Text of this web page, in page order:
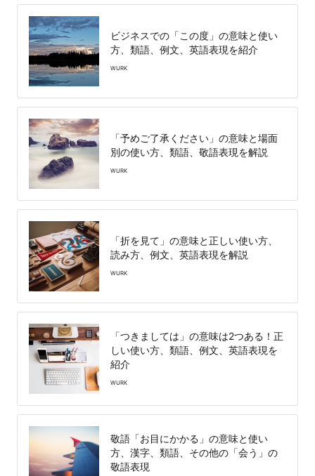
ビジネスでの「この度」の意味と使い
方、類語、例文、英語表現を紹介
WURK
「予めご了承ください」の意味と場面
別の使い方、類語、敬語表現を解説
WURK
「折を見て」の意味と正しい使い方、
読み方、例文、英語表現を解説
WURK
「つきましては」の意味は2つある！正
しい使い方、類語、例文、英語表現を
紹介
WURK
敬語「お目にかかる」の意味と使い
方、漢字、類語、その他の「会う」の
敬語表現